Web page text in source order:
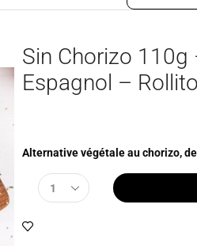
Sin Chorizo 110g
Espagnol –
Alternative végétale au chorizo,